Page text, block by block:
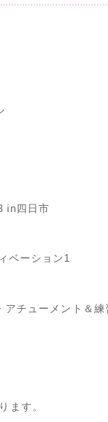
in四日市
ベーション1
チューメント＆練
ます。